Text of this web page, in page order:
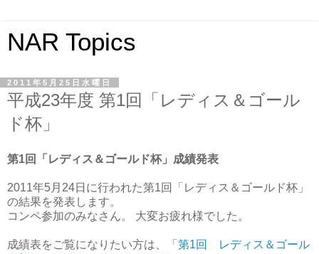
NAR Topics
2011年5月25日水曜日
平成23年度 第1回「レディス＆ゴール
ド杯」
第1回「レディス＆ゴールド杯」成績発表
2011年5月24日に行われた第1回「レディス＆ゴールド杯」
の結果を発表します。
コンペ参加のみなさん。 大変お疲れ様でした。
成績表をご覧になりたい方は、
「第1回 レディス＆ゴール